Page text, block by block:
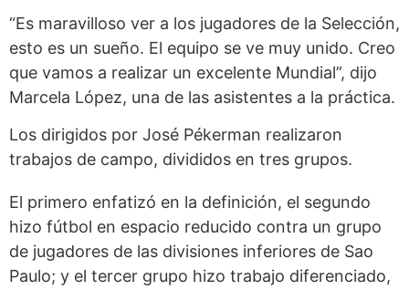
“Es maravilloso ver a los jugadores de la Selección,
esto es un sueño. El equipo se ve muy unido. Creo
que vamos a realizar un excelente Mundial”, dijo
Marcela López, una de las asistentes a la práctica.
Los dirigidos por José Pékerman realizaron
trabajos de campo, divididos en tres grupos.
El primero enfatizó en la definición, el segundo
hizo fútbol en espacio reducido contra un grupo
de jugadores de las divisiones inferiores de Sao
Paulo; y el tercer grupo hizo trabajo diferenciado,